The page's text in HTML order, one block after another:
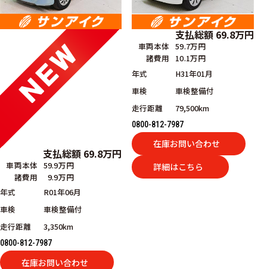
支払総額 69.8万円
車両本体 59.9万円
諸費用
9.9万円
年式
R01年06月
車検
車検整備付
走行距離
3,350km
0800-812-7987
在庫お問い合わせ
支払総額 69.8万円
車両本体 59.7万円
諸費用
10.1万円
年式
H31年01月
車検
車検整備付
走行距離
79,500km
0800-812-7987
在庫お問い合わせ
詳細はこちら